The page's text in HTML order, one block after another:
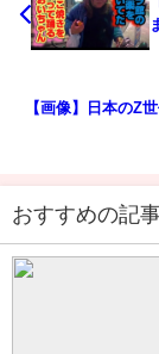
【画像】日本のZ
おすすめの記